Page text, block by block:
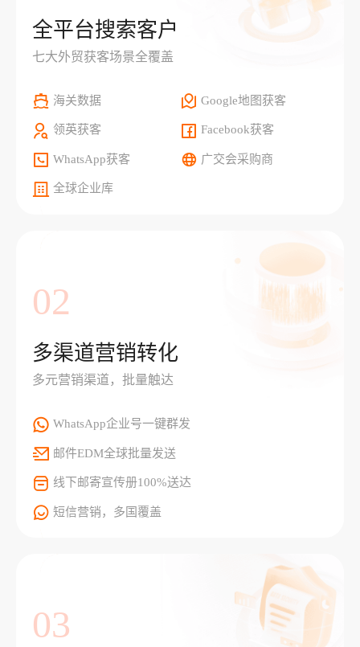
全平台搜索客户
七大外贸获客场景全覆盖
海关数据 Google地图获客
领英获客 Facebook获客
WhatsApp获客 广交会采购商
全球企业库
02
多渠道营销转化
多元营销渠道，批量触达
WhatsApp企业号一键群发
邮件EDM全球批量发送
线下邮寄宣传册100%送达
短信营销，多国覆盖
03